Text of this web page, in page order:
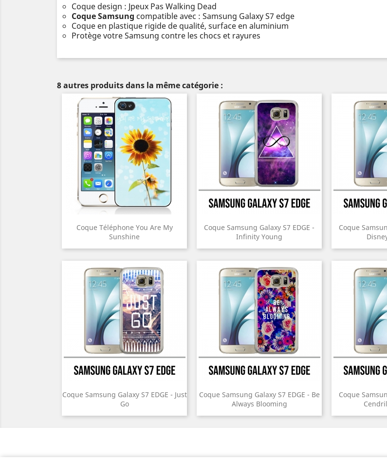
Coque design : Jpeux Pas Walking Dead
Coque Samsung compatible avec : Samsung Galaxy S7 edge
Coque en plastique rigide de qualité, surface en aluminium
Protège votre Samsung contre les chocs et rayures
8 autres produits dans la même catégorie :
Coque Téléphone You Are My
Sunshine
Coque Samsung Galaxy S7 EDGE -
Infinity Young
Coque
Coque Samsung Galaxy S7 EDGE - Just
Go
Coque Samsung Galaxy S7 EDGE - Be
Always Blooming
Coque